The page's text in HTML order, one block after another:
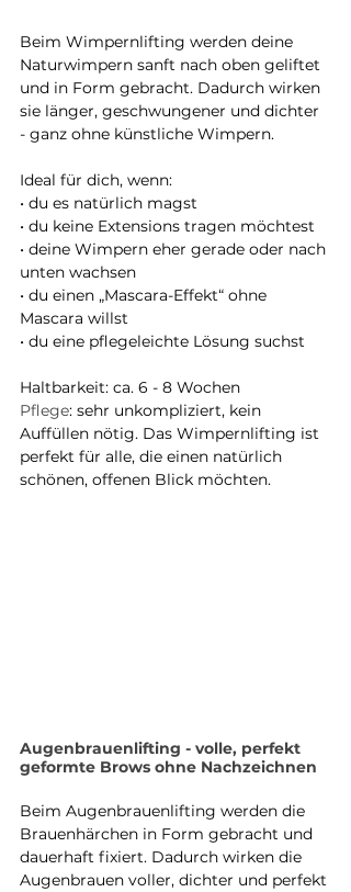
Beim Wimpernlifting werden deine
Naturwimpern sanft nach oben geliftet
und in Form gebracht. Dadurch wirken
sie länger, geschwungener und dichter
- ganz ohne künstliche Wimpern.
Ideal für dich, wenn:
• du es natürlich magst
• du keine Extensions tragen möchtest
• deine Wimpern eher gerade oder nach
unten wachsen
• du einen „Mascara-Effekt“ ohne
Mascara willst
• du eine pflegeleichte Lösung suchst
Haltbarkeit: ca. 6 - 8 Wochen
Pflege: sehr unkompliziert, kein
Auffüllen nötig. Das Wimpernlifting ist
perfekt für alle, die einen natürlich
schönen, offenen Blick möchten.
Augenbrauenlifting - volle, perfekt
geformte Brows ohne Nachzeichnen
Beim Augenbrauenlifting werden die
Brauenhärchen in Form gebracht und
dauerhaft fixiert. Dadurch wirken die
Augenbrauen voller, dichter und perfekt